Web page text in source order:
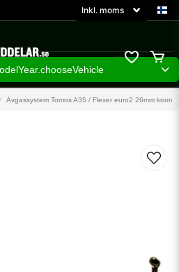
Avgassystem Tomos A35 / Flexer euro2 26mm krom